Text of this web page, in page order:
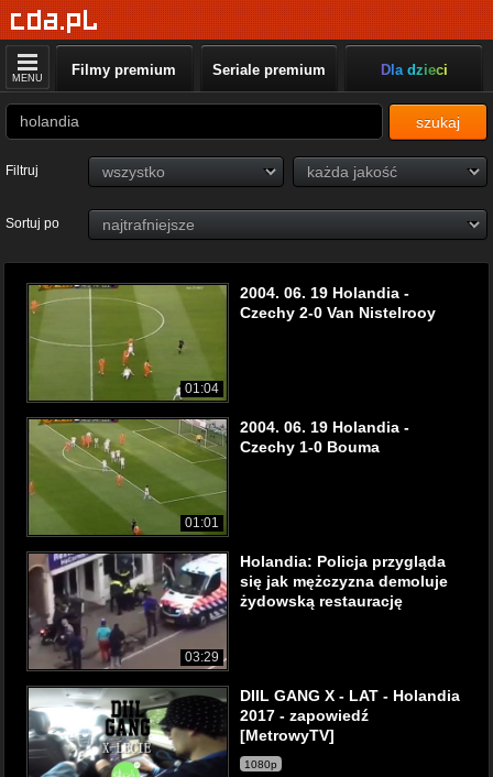
MENU Filmy premium Seriale premium Dla dzieci
szukaj
Filtruj
Sortuj po
01:04
2004. 06. 19 Holandia -
Czechy 2-0 Van Nistelrooy
01:01
2004. 06. 19 Holandia -
Czechy 1-0 Bouma
03:29
Holandia: Policja przygląda
się jak mężczyzna demoluje
żydowską restaurację
DIIL GANG X - LAT - Holandia
2017 - zapowiedź
[MetrowyTV]
1080p